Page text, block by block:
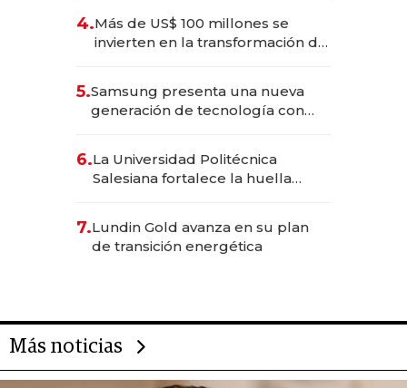
4.Más de US$ 100 millones se
invierten en la transformación de
5.Samsung presenta una nueva
generación de tecnología con
6.La Universidad Politécnica
Salesiana fortalece la huella
7.Lundin Gold avanza en su plan
de transición energética
Más noticias